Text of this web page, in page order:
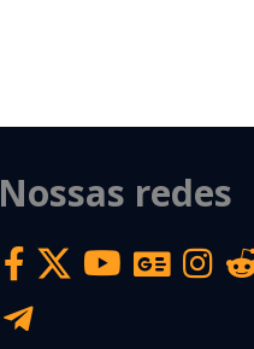
Nossas redes